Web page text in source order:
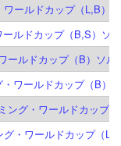
ールドカップ（L,B）
ルドカップ（B,S）ソ
ールドカップ（B）ソル
ワールドカップ（B）
ング・ワールドカップ
・ワールドカップ（L